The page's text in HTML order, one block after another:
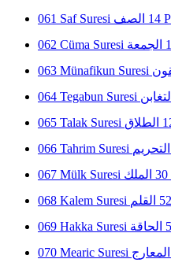
061 Saf Suresi الصف 14
062 Cüma Suresi الجمعة
063 Münafikun Suresi
064 Tegabun Suresi التغابن
065 Talak Suresi الطلاق
066 Tahrim Suresi التحريم
067 Mülk Suresi الملك 30
068 Kalem Suresi القلم 52
069 Hakka Suresi الحاقة
070 Mearic Suresi المعارج